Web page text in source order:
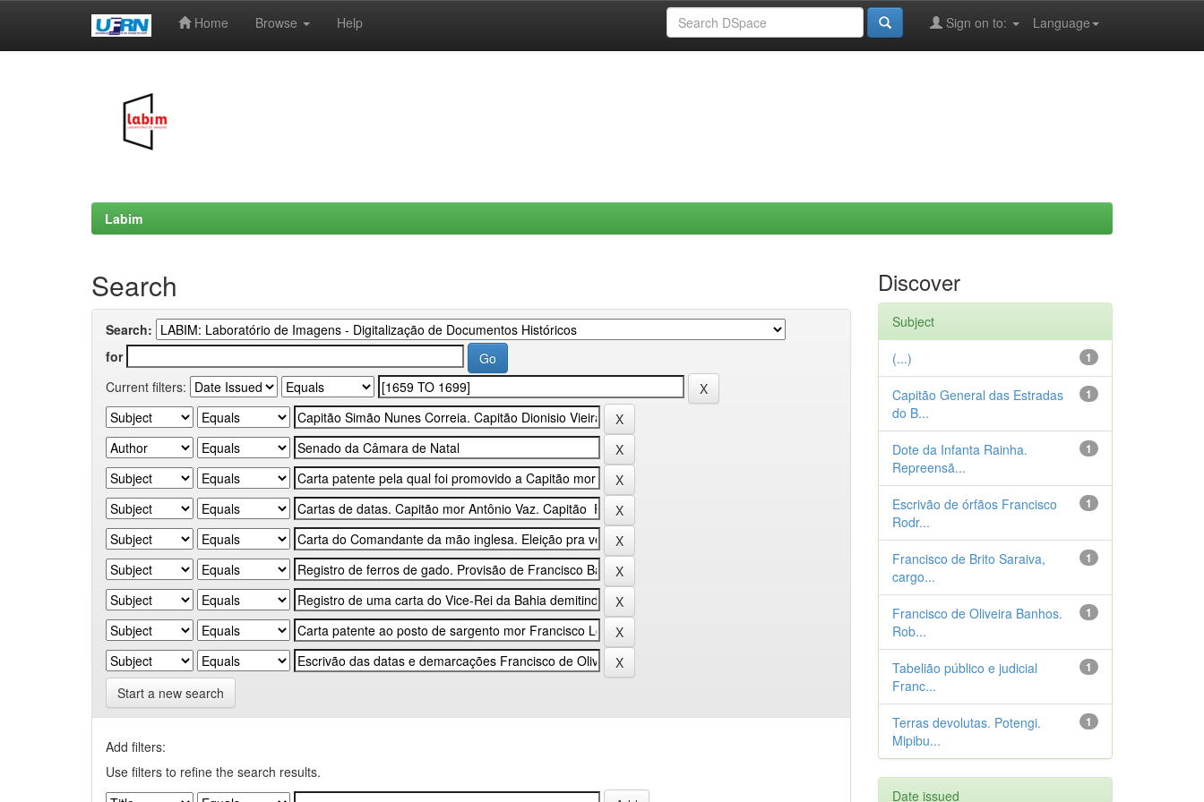
Home Browse Help Language
Sign on to:
Labim
Search
Search:
for
Current filters:
Start a new search
Add filters:
Use filters to refine the search results.
Discover
Subject
1
(...)
1
Capitão General das Estradas
do B...
1
Dote da Infanta Rainha.
Repreensã...
1
Escrivão de órfãos Francisco
Rodr...
1
Francisco de Brito Saraiva,
cargo...
1
Francisco de Oliveira Banhos.
Rob...
1
Tabelião público e judicial
Franc...
1
Terras devolutas. Potengi.
Mipibu...
Date issued